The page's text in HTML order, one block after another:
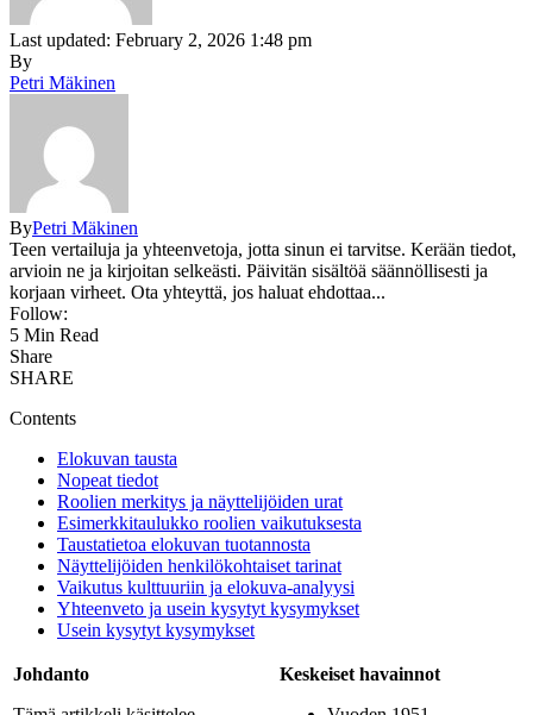
Last updated: February 2, 2026 1:48 pm
By
Petri Mäkinen
ByPetri Mäkinen
Teen vertailuja ja yhteenvetoja, jotta sinun ei tarvitse. Kerään tiedot,
arvioin ne ja kirjoitan selkeästi. Päivitän sisältöä säännöllisesti ja
korjaan virheet. Ota yhteyttä, jos haluat ehdottaa...
Follow:
5 Min Read
Share
SHARE
Contents
Elokuvan tausta
Nopeat tiedot
Roolien merkitys ja näyttelijöiden urat
Esimerkkitaulukko roolien vaikutuksesta
Taustatietoa elokuvan tuotannosta
Näyttelijöiden henkilökohtaiset tarinat
Vaikutus kulttuuriin ja elokuva-analyysi
Yhteenveto ja usein kysytyt kysymykset
Usein kysytyt kysymykset
Johdanto
Keskeiset havainnot